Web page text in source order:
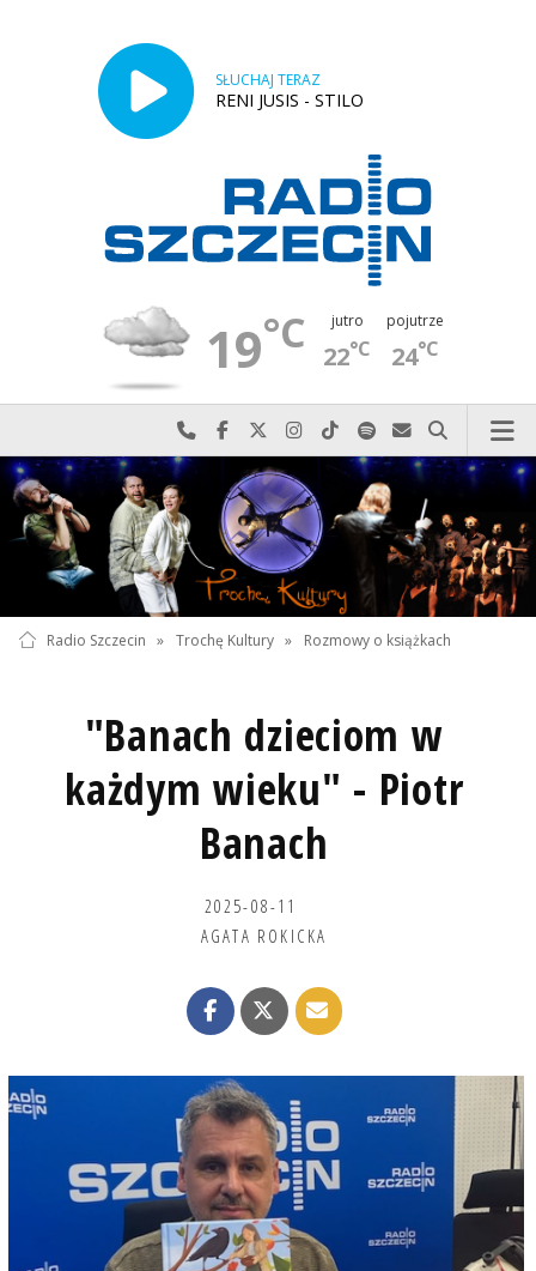
SŁUCHAJ TERAZ
RENI JUSIS - STILO
19°C jutro
22°C
pojutrze
24°C
Najlepiej po prostu do nas zadzwoń
Odwiedź nas na Facebook-u
Odwiedź nas na X
Odwiedź nas na Instagram-ie
Odwiedź nas na TikTok-u
Szukaj nas na Spotify
Wyślij do nas
Szukaj
Radio Szczecin » Trochę Kultury » Rozmowy o książkach
"Banach dzieciom w
każdym wieku" - Piotr
Banach
2025-08-11
AGATA ROKICKA